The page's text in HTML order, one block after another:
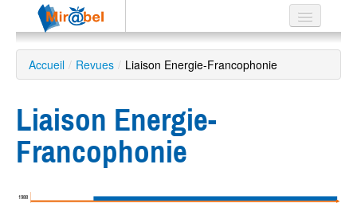
Le réseau
Soutien
Listes
Recherche
Accueil / Revues / Liaison Energie-Francophonie
Liaison Energie-
Francophonie
1988